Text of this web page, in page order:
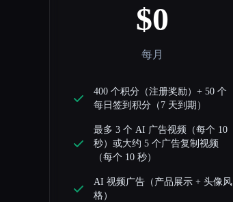
$0
每月
400 个积分（注册奖励）+ 50 个
每日签到积分（7 天到期）
最多 3 个 AI 广告视频（每个 10
秒）或大约 5 个广告复制视频
（每个 10 秒）
AI 视频广告（产品展示 + 头像风
格）